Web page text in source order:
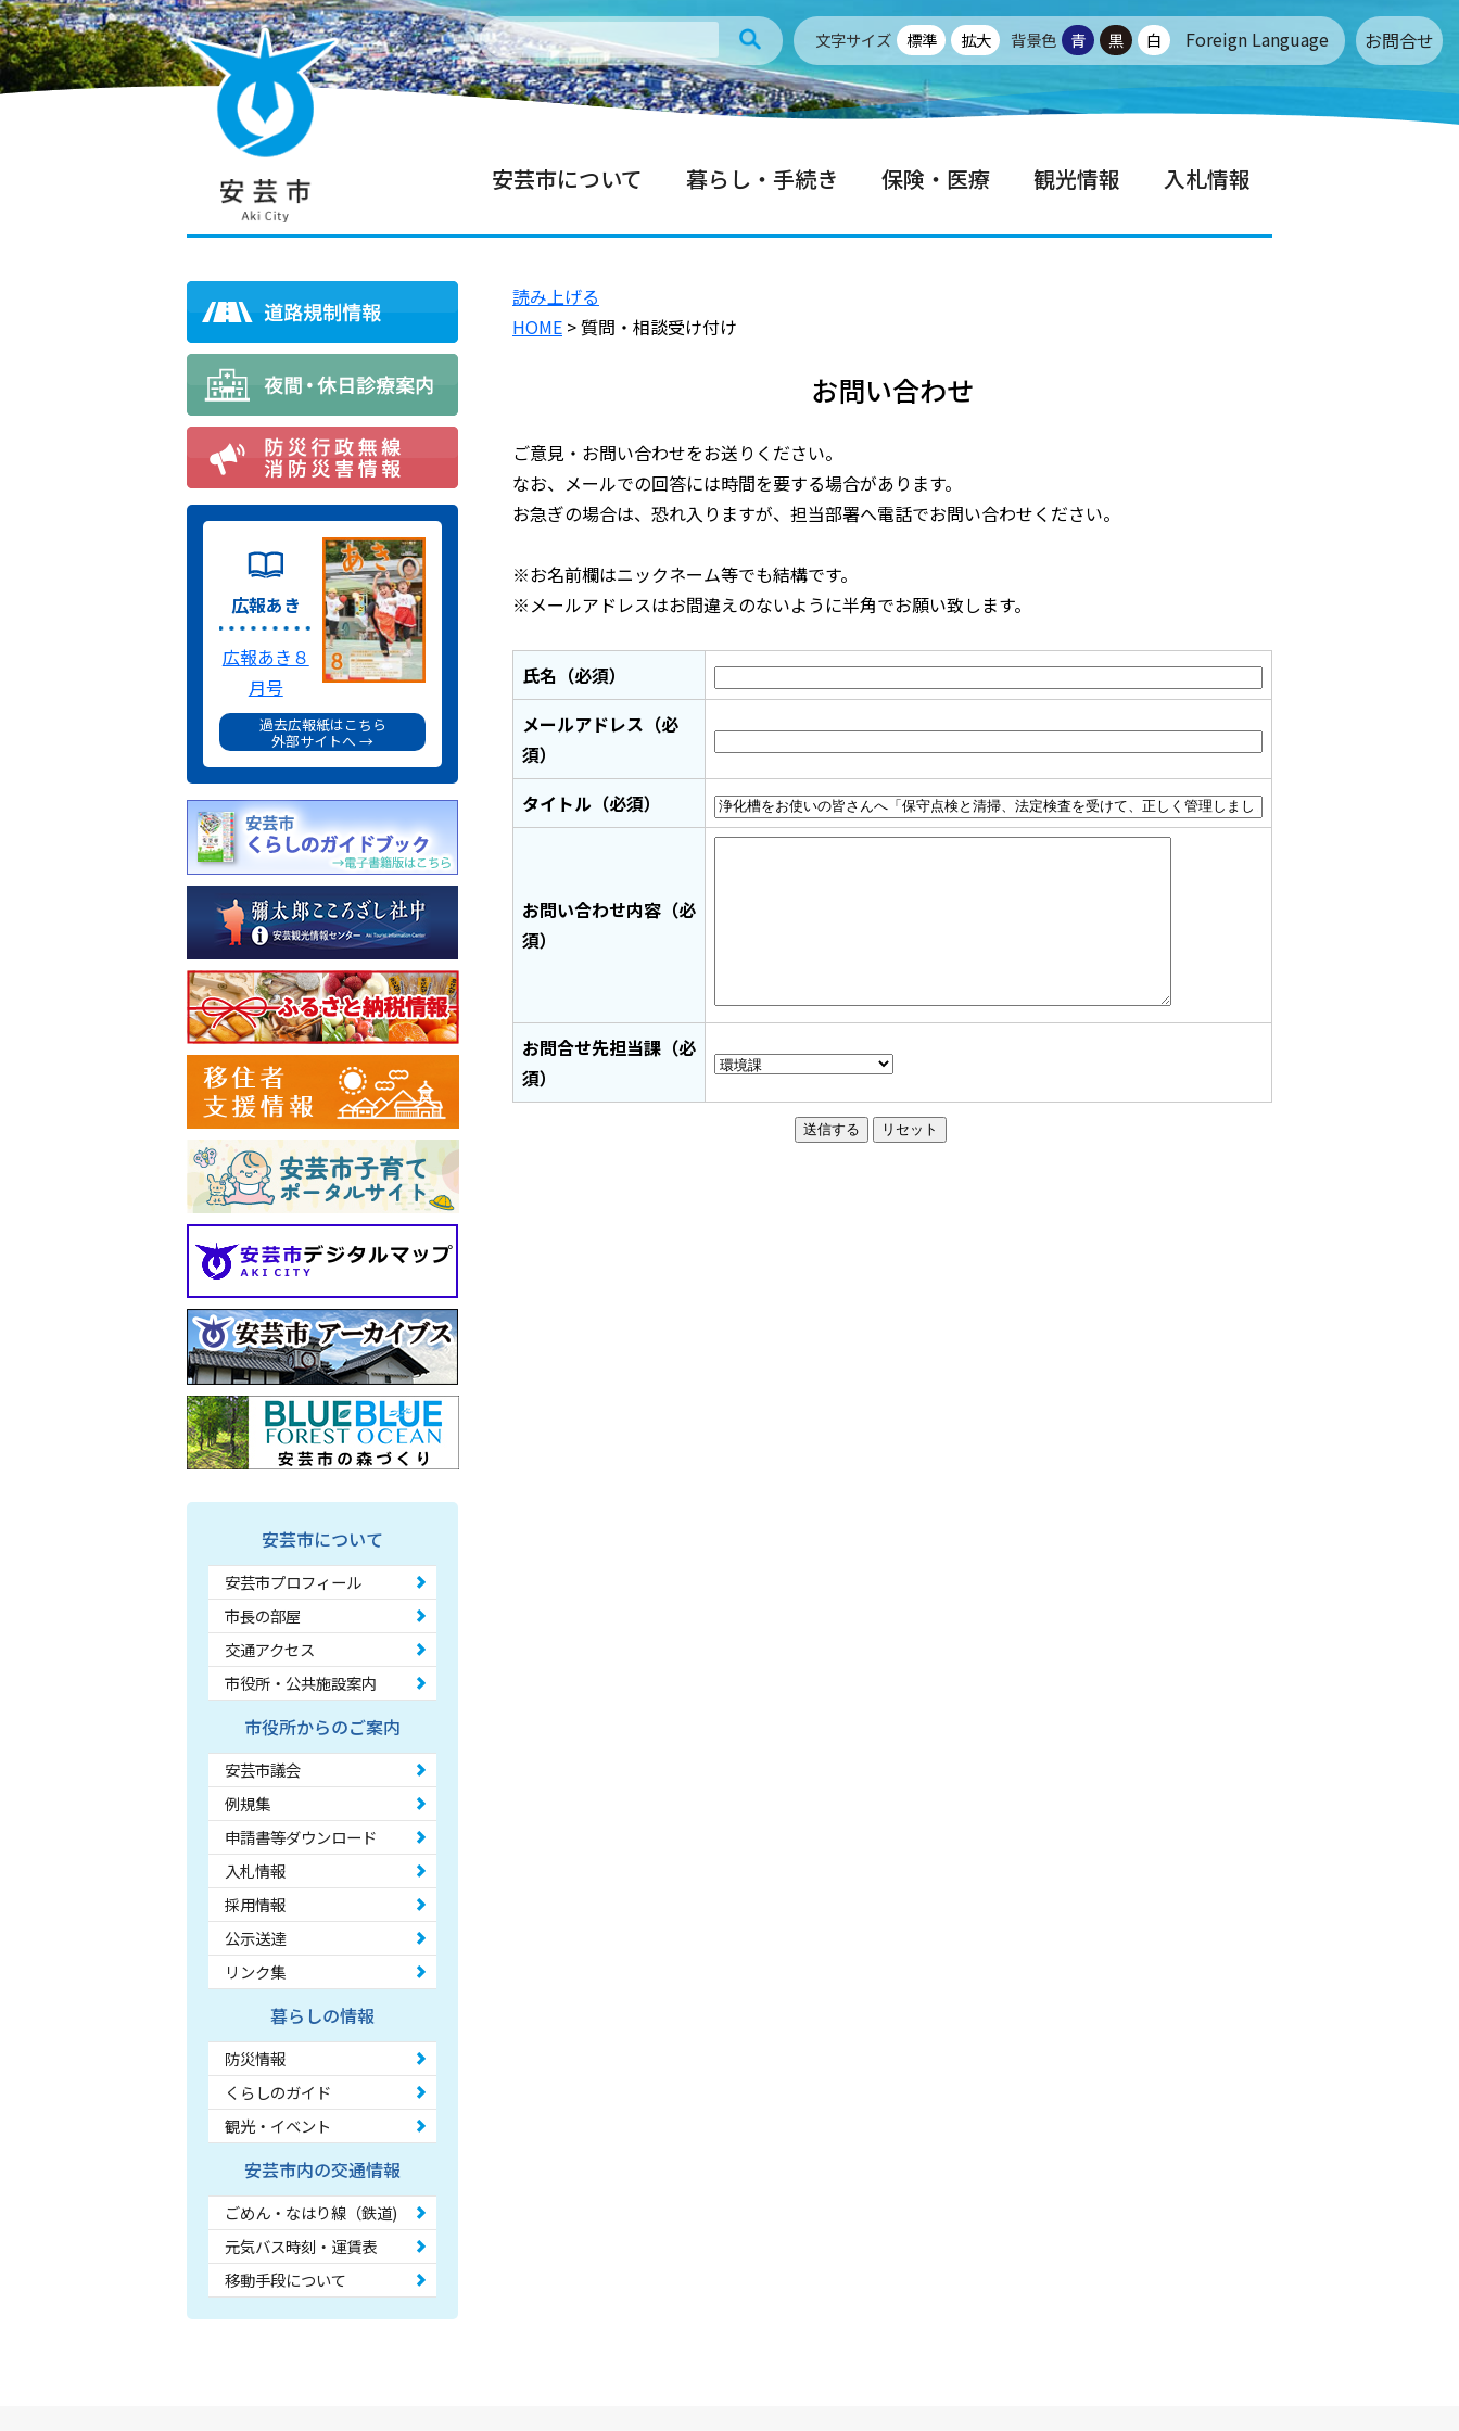
文字サイズ 標準 拡大 背景色 青 黒 白 Foreign Language お問合せ
安芸市について 暮らし・手続き 保険・医療 観光情報 入札情報
読み上げる
HOME > 質問・相談受け付け
お問い合わせ
ご意見・お問い合わせをお送りください。
なお、メールでの回答には時間を要する場合があります。
お急ぎの場合は、恐れ入りますが、担当部署へ電話でお問い合わせください。
※お名前欄はニックネーム等でも結構です。
※メールアドレスはお間違えのないように半角でお願い致します。
氏名（必須）
メールアドレス（必
須）
タイトル（必須）
お問い合わせ内容（必
須）
お問合せ先担当課（必
須）
広報あき
広報あき８
月号
過去広報紙はこちら
外部サイトへ →
安芸市について
安芸市プロフィール
市長の部屋
交通アクセス
市役所・公共施設案内
市役所からのご案内
安芸市議会
例規集
申請書等ダウンロード
入札情報
採用情報
公示送達
リンク集
暮らしの情報
防災情報
くらしのガイド
観光・イベント
安芸市内の交通情報
ごめん・なはり線（鉄道)
元気バス時刻・運賃表
移動手段について